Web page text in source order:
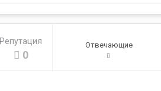
Репутация
0
Отвечающие